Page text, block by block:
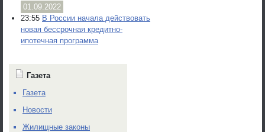
01.09.2022
23:55 В России начала действовать
новая бессрочная кредитно-
ипотечная программа
Газета
Газета
Новости
Жилищные законы